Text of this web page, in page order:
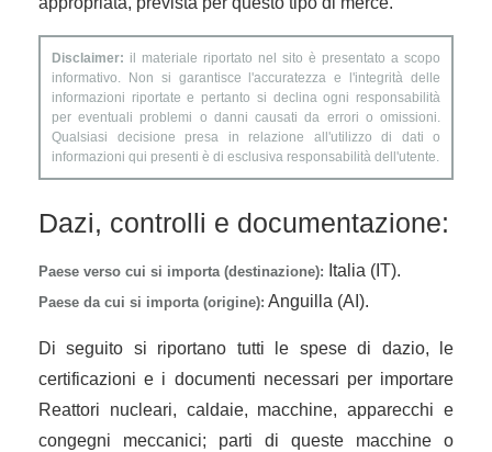
Disclaimer: il materiale riportato nel sito è presentato a scopo
informativo. Non si garantisce l'accuratezza e l'integrità delle
informazioni riportate e pertanto si declina ogni responsabilità
per eventuali problemi o danni causati da errori o omissioni.
Qualsiasi decisione presa in relazione all'utilizzo di dati o
informazioni qui presenti è di esclusiva responsabilità dell'utente.
Dazi, controlli e documentazione:
Paese verso cui si importa (destinazione): Italia (IT).
Paese da cui si importa (origine): Anguilla (AI).
Di seguito si riportano tutti le spese di dazio, le
certificazioni e i documenti necessari per importare
Reattori nucleari, caldaie, macchine, apparecchi e
congegni meccanici; parti di queste macchine o